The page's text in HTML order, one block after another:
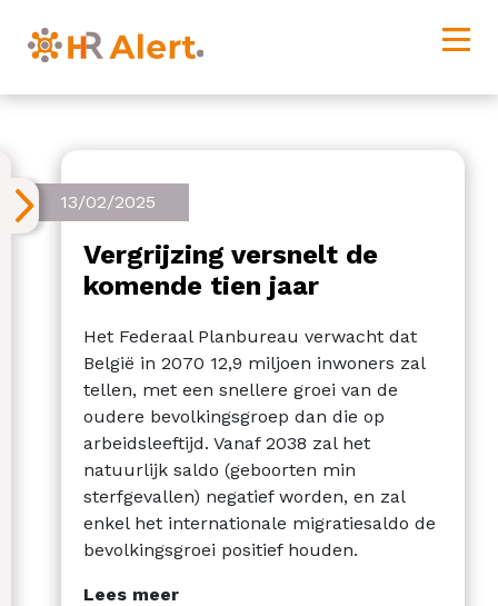
13/02/2025
Vergrijzing versnelt de
komende tien jaar
Het Federaal Planbureau verwacht dat
België in 2070 12,9 miljoen inwoners zal
tellen, met een snellere groei van de
oudere bevolkingsgroep dan die op
arbeidsleeftijd. Vanaf 2038 zal het
natuurlijk saldo (geboorten min
sterfgevallen) negatief worden, en zal
enkel het internationale migratiesaldo de
bevolkingsgroei positief houden.
Lees meer